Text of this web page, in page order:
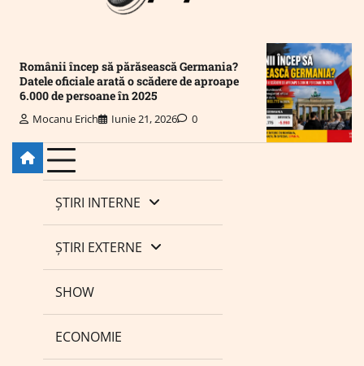
Românii încep să părăsească Germania?
Datele oficiale arată o scădere de aproape
6.000 de persoane în 2025
Mocanu Erich Iunie 21, 2026 0
ȘTIRI INTERNE
ȘTIRI EXTERNE
SHOW
ECONOMIE